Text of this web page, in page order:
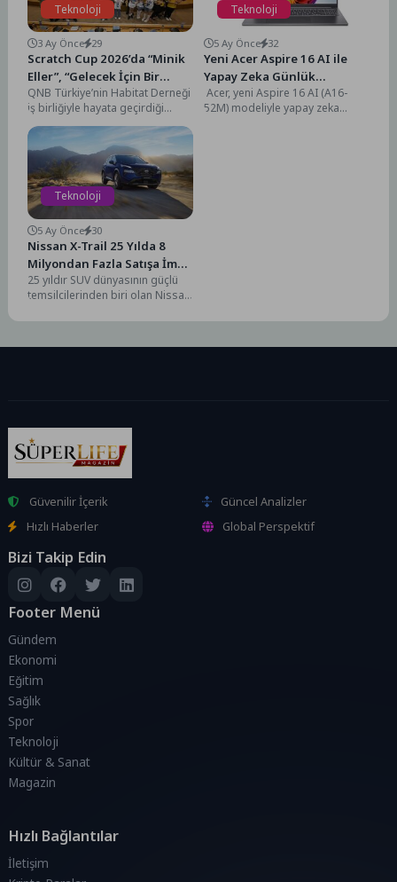
Teknoloji
3 Ay Önce 29
Scratch Cup 2026’da “Minik
Eller”, “Gelecek İçin Bir
Damla” Temasıyla Net Sıfır
Odağında Kodladı
QNB Türkiye’nin Habitat Derneği
iş birliğiyle hayata geçirdiği
ulusal ölçekli teknoloji ve
kodlama yarışması Scratch...
Teknoloji
5 Ay Önce 32
Yeni Acer Aspire 16 AI ile
Yapay Zeka Günlük
Bilgisayar Deneyiminin
Merkezine Yerleşiyor
Acer, yeni Aspire 16 AI (A16-
52M) modeliyle yapay zeka
Teknoloji
5 Ay Önce 30
Nissan X-Trail 25 Yılda 8
Milyondan Fazla Satışa İmza
Attı
25 yıldır SUV dünyasının güçlü
temsilcilerinden biri olan Nissan
yönlülüğüyle segmentinde...
Güvenilir İçerik
Güncel Analizler
Hızlı Haberler
Global Perspektif
Bizi Takip Edin
Footer Menü
Gündem
Ekonomi
Eğitim
Sağlık
Spor
Teknoloji
Kültür & Sanat
Magazin
Hızlı Bağlantılar
İletişim